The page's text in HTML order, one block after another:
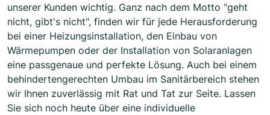
unserer Kunden wichtig. Ganz nach dem Motto "geht
nicht, gibt's nicht", finden wir für jede Herausforderung
bei einer Heizungsinstallation, den Einbau von
Wärmepumpen oder der Installation von Solaranlagen
eine passgenaue und perfekte Lösung. Auch bei einem
behindertengerechten Umbau im Sanitärbereich stehen
wir Ihnen zuverlässig mit Rat und Tat zur Seite. Lassen
Sie sich noch heute über eine individuelle